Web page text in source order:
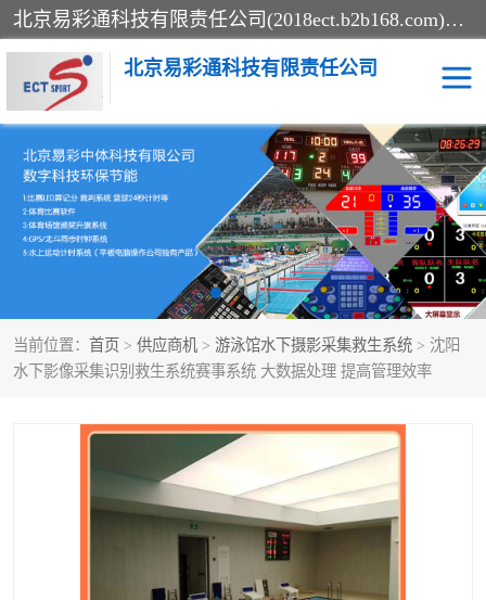
北京易彩通科技有限责任公司(2018ect.b2b168.com)主要提供陕西计时记分系统，全国统一热线：15611947915.北京易彩通科技有限责任公司有一支长期从事智能控制系统研发的高素质的队伍，具有嵌入式系统，视频系统、通信系统、网络系统，体育计时系统的知识和技能。强力打造体育比赛计时计分系统、智能升降旗系统、标准时钟系统、赛事编排及信息发布系统，为用户提供较新的，较廉价的，应用解决方案。
北京易彩通科技有限责任公司
当前位置： 首页 > 供应商机 > 游泳馆水下摄影采集救生系统 > 沈阳
水下影像采集识别救生系统赛事系统 大数据处理 提高管理效率
记分系统 游泳计时系统
智能颁奖旗系统 GPS同步时钟系统
计时计分及成绩处理系统 计时记分系统
体育场馆影像采集回放系 游泳馆水下摄影采集救生